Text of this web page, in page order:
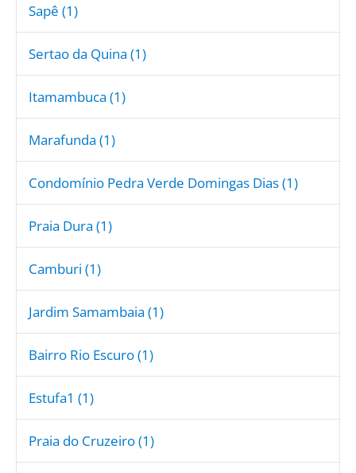
Sapê (1)
Sertao da Quina (1)
Itamambuca (1)
Marafunda (1)
Condomínio Pedra Verde Domingas Dias (1)
Praia Dura (1)
Camburi (1)
Jardim Samambaia (1)
Bairro Rio Escuro (1)
Estufa1 (1)
Praia do Cruzeiro (1)